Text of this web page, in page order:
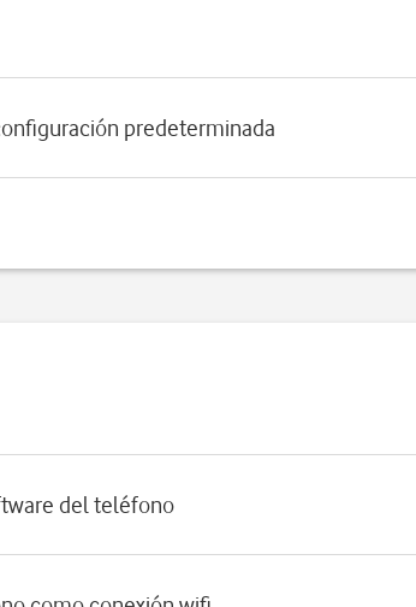
predeterminada
del teléfono